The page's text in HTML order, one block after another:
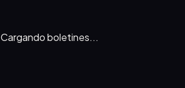
Cargando boletines...